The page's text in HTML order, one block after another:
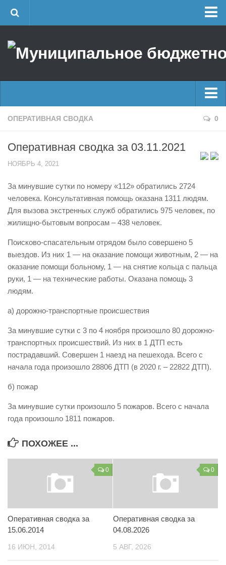
Об учреждении
Районные УГЗ
Поисково-спасательный отряд г. Уфы
Центр размещения пострадавших
Отчеты о реализации муниципальных программ
Документы
История
Виды деятельности
Обслуживание опасных производственных объектов
УГЗ рекомендует
Памятки населению
Как стать спасателем
Уголок гражданской обороны
Пресс-центр
Наша работа
Обращения
Главные новости
Оперативная сводка
Половодье
ОПЕРАТИВНАЯ СВОДКА 0
Оперативная сводка за 03.11.2021
НОЯБРЬ 4, 2021
За минувшие сутки по номеру «112» обратились 2724
человека. Консультативная помощь оказана 1311 людям.
Для вызова экстренных служб обратились 975 человек, по
жилищно-бытовым вопросам – 438 человек.
Поисково-спасательным отрядом было совершено 5
выездов. Из них 1 — на оказание помощи животным, 2 — на
оказание помощи больному, 1 — на снятие кольца с пальца
руки, 1 — на технические работы. Оказана помощь 3
людям.
а) дорожно-транспортные происшествия
За минувшие сутки с 3 по 4 ноября произошло 80 дорожно-
транспортных происшествий. Из них в 1 ДТП есть
пострадавший. Совершен 1 наезд на пешехода. Всего с
начала года произошло 28806 ДТП (в 2020 г. – 22822 ДТП).
б) пожар
За минувшие сутки произошло 5 пожаров. Всего с начала
года произошло 1811 пожаров.
ПОХОЖЕЕ ...
0
Оперативная сводка за
15.06.2014
16 ИЮН, 2014
0
Оперативная сводка за
04.08.2026
5 АВГ, 2026